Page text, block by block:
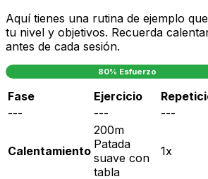
Aquí tienes una rutina de ejemplo
tu nivel y objetivos. Recuerda
antes de cada sesión.
80% Esfuerzo
Fase Ejercicio
---
--- ---
Calentamiento
200m
Patada
suave con
tabla
1x